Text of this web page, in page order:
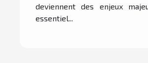
deviennent des enjeux
essentiel...